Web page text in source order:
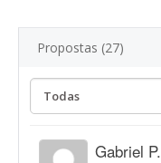
Propostas (27)
Gabriel P.